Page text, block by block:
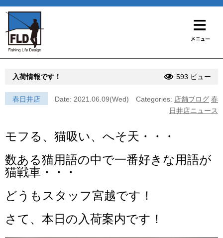
入荷情報です！ 593 ビュー
春日井店 Date: 2021.06.09(Wed) Categories: 店舗ブログ 春
日井店ニュース
モフる、猫吸い、へそ天・・・
数ある猫用語の中で一番好きな用語が
猫戦車・・・
どうもスタッフ宮越です！
さて、本日の入荷案内です！